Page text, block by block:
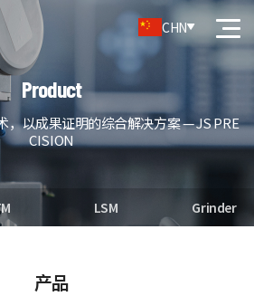
CHN
Product
，以成果证明的综合解决方案 — JS PRE
CISION
LSM Grinder
产品